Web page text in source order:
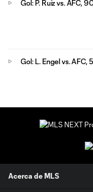
Gol: P. Ruiz vs. AFC,
Gol: L. Engel vs. AFC,
Acerca de MLS